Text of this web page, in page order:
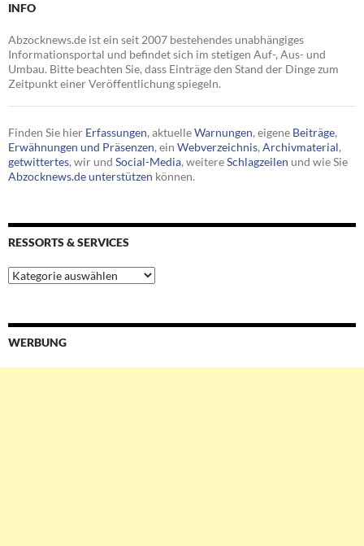
INFO
Abzocknews.de ist ein seit 2007 bestehendes unabhängiges
Informationsportal und befindet sich im stetigen Auf-, Aus- und
Umbau. Bitte beachten Sie, dass Einträge den Stand der Dinge zum
Zeitpunkt einer Veröffentlichung spiegeln.
Finden Sie hier Erfassungen, aktuelleWarnungen, eigene Beiträge,
Erwähnungen und Präsenzen, ein Webverzeichnis, Archivmaterial,
getwittertes, wir und Social-Media, weitereSchlagzeilen und wie Sie
Abzocknews.de unterstützen können.
RESSORTS & SERVICES
Ressorts
&
WERBUNG